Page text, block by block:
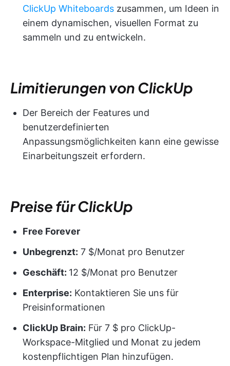
ClickUp Whiteboards zusammen, um Ideen in
einem dynamischen, visuellen Format zu
sammeln und zu entwickeln.
Limitierungen von ClickUp
Der Bereich der Features und
benutzerdefinierten
Anpassungsmöglichkeiten kann eine gewisse
Einarbeitungszeit erfordern.
Preise für ClickUp
Free Forever
Unbegrenzt: 7 $/Monat pro Benutzer
Geschäft: 12 $/Monat pro Benutzer
Enterprise: Kontaktieren Sie uns für
Preisinformationen
ClickUp Brain: Für 7 $ pro ClickUp-
Workspace-Mitglied und Monat zu jedem
kostenpflichtigen Plan hinzufügen.